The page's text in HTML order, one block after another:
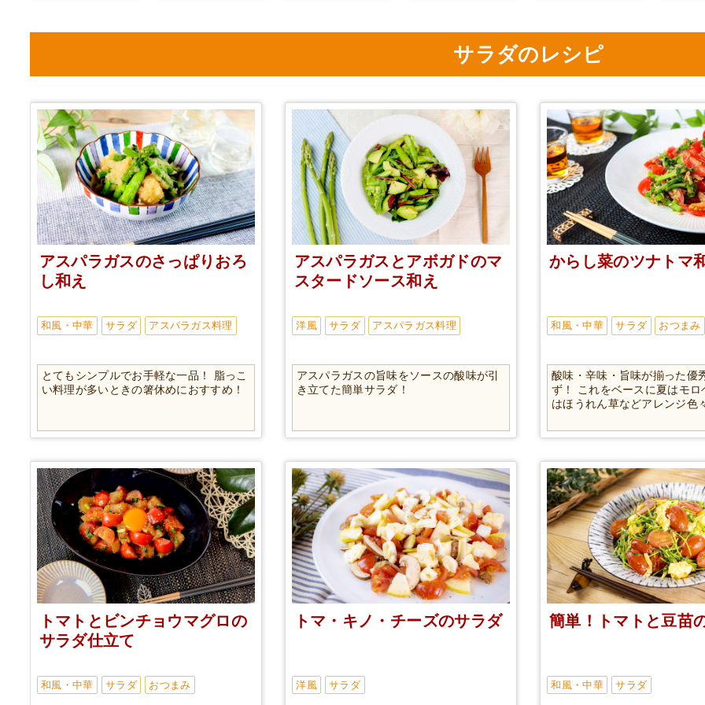
サラダのレシピ
アスパラガスのさっぱりおろ
し和え
和風・中華 サラダ アスパラガス料理
とてもシンプルでお手軽な一品！ 脂っこ
い料理が多いときの箸休めにおすすめ！
アスパラガスとアボガドのマ
スタードソース和え
洋風 サラダ アスパラガス料理
アスパラガスの旨味をソースの酸味が引
き立てた簡単サラダ！
からし菜のツナトマ
和風・中華 サラダ おつまみ
酸味・辛味・旨味が揃った優
ず！ これをベースに夏はモロ
はほうれん草などアレンジ色
トマトとビンチョウマグロの
サラダ仕立て
和風・中華 サラダ おつまみ
トマ・キノ・チーズのサラダ
洋風 サラダ
簡単！トマトと豆苗
和風・中華 サラダ